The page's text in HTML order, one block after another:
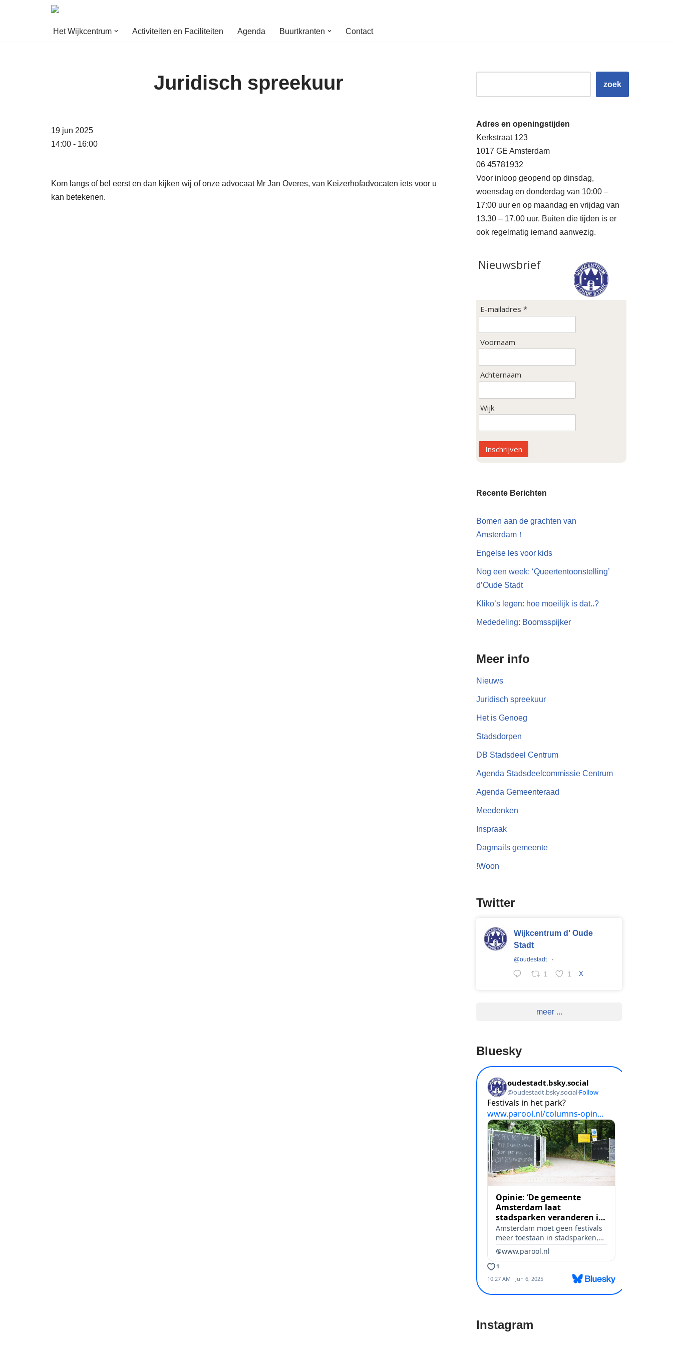
Het Wijkcentrum Activiteiten en Faciliteiten Agenda Buurtkranten Contact
Juridisch spreekuur
19 jun 2025
14:00 - 16:00
Kom langs of bel eerst en dan kijken wij of onze advocaat Mr Jan Overes, van Keizerhofadvocaten iets voor u
kan betekenen.
zoek
Adres en openingstijden
Kerkstraat 123
1017 GE Amsterdam
06 45781932
Voor inloop geopend op dinsdag,
woensdag en donderdag van 10:00 –
17:00 uur en op maandag en vrijdag van
13.30 – 17.00 uur. Buiten die tijden is er
ook regelmatig iemand aanwezig.
Nieuwsbrief
E-mailadres *
Voornaam
Achternaam
Wijk
Inschrijven
Recente Berichten
Bomen aan de grachten van
Amsterdam！
Engelse les voor kids
Nog een week: ‘Queertentoonstelling’
d’Oude Stadt
Kliko’s legen: hoe moeilijk is dat..?
Mededeling: Boomsspijker
Meer info
Nieuws
Juridisch spreekuur
Het is Genoeg
Stadsdorpen
DB Stadsdeel Centrum
Agenda Stadsdeelcommissie Centrum
Agenda Gemeenteraad
Meedenken
Inspraak
Dagmails gemeente
!Woon
Twitter
Wijkcentrum d' Oude
Stadt
@oudestadt ·
1 1 X
meer ...
Bluesky
Instagram